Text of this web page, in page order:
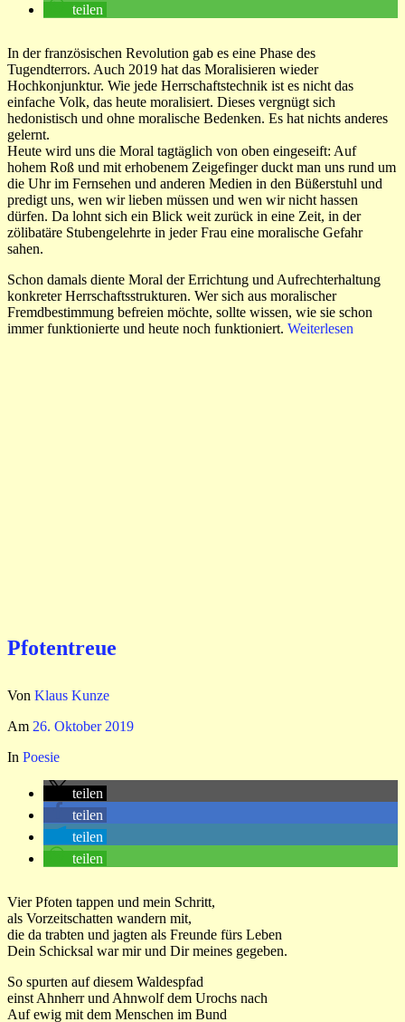
teilen
In der französischen Revolution gab es eine Phase des
Tugendterrors. Auch 2019 hat das Moralisieren wieder
Hochkonjunktur. Wie jede Herrschaftstechnik ist es nicht das
einfache Volk, das heute moralisiert. Dieses vergnügt sich
hedonistisch und ohne moralische Bedenken. Es hat nichts anderes
gelernt.
Heute wird uns die Moral tagtäglich von oben eingeseift: Auf
hohem Roß und mit erhobenem Zeigefinger duckt man uns rund um
die Uhr im Fernsehen und anderen Medien in den Büßerstuhl und
predigt uns, wen wir lieben müssen und wen wir nicht hassen
dürfen. Da lohnt sich ein Blick weit zurück in eine Zeit, in der
zölibatäre Stubengelehrte in jeder Frau eine moralische Gefahr
sahen.
Schon damals diente Moral der Errichtung und Aufrechterhaltung
konkreter Herrschaftsstrukturen. Wer sich aus moralischer
Fremdbestimmung befreien möchte, sollte wissen, wie sie schon
immer funktionierte und heute noch funktioniert. Weiterlesen
Pfotentreue
Von Klaus Kunze
Am 26. Oktober 2019
In Poesie
teilen
teilen
teilen
teilen
Vier Pfoten tappen und mein Schritt,
als Vorzeitschatten wandern mit,
die da trabten und jagten als Freunde fürs Leben
Dein Schicksal war mir und Dir meines gegeben.
So spurten auf diesem Waldespfad
einst Ahnherr und Ahnwolf dem Urochs nach
Auf ewig mit dem Menschen im Bund